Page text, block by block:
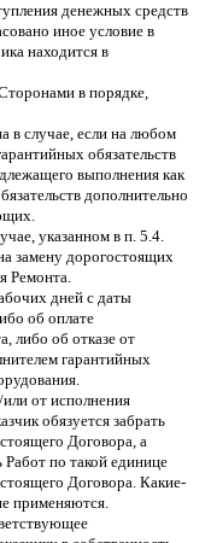
денежных средств
иное условие в
находится в
в порядке,
в случае, если на любом
обязательств
выполнения как
дополнительно
указанном в п. 5.4.
замену дорогостоящих
Ремонта.
дней с даты
об оплате
либо об отказе от
гарантийных
или от исполнения
обязуется забрать
Договора, а
Работ по такой единице
Договора. Какие-
применяются.